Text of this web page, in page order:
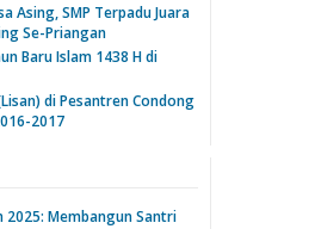
Asing, SMP Terpadu Juara
Se-Priangan
Baru Islam 1438 H di
di Pesantren Condong
2017
Membangun Santri